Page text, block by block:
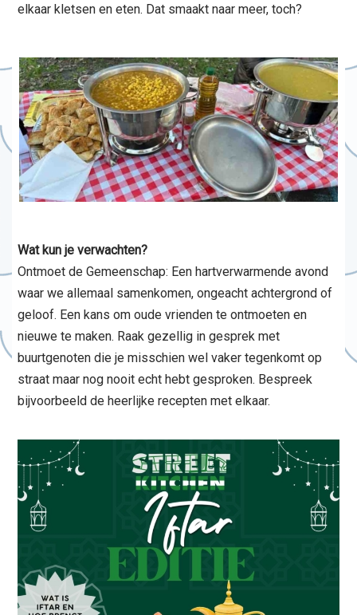
elkaar kletsen en eten. Dat smaakt naar meer, toch?
Wat kun je verwachten?
Ontmoet de Gemeenschap: Een hartverwarmende avond
waar we allemaal samenkomen, ongeacht achtergrond of
geloof. Een kans om oude vrienden te ontmoeten en
nieuwe te maken. Raak gezellig in gesprek met
buurtgenoten die je misschien wel vaker tegenkomt op
straat maar nog nooit echt hebt gesproken. Bespreek
bijvoorbeeld de heerlijke recepten met elkaar.